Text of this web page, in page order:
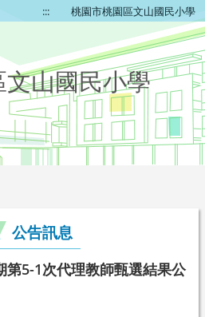
::: 桃園市桃園區文山國民小學
山國民小學
公告訊息
第5-1次代理教師甄選結果公